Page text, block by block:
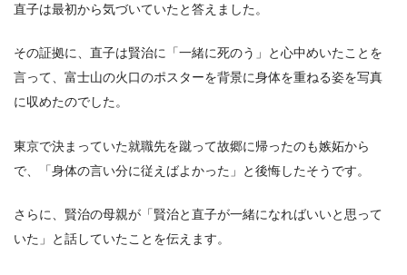
直子は最初から気づいていたと答えました。
その証拠に、直子は賢治に「一緒に死のう」と心中めいたことを
言って、富士山の火口のポスターを背景に身体を重ねる姿を写真
に収めたのでした。
東京で決まっていた就職先を蹴って故郷に帰ったのも嫉妬から
で、「身体の言い分に従えばよかった」と後悔したそうです。
さらに、賢治の母親が「賢治と直子が一緒になればいいと思って
いた」と話していたことを伝えます。